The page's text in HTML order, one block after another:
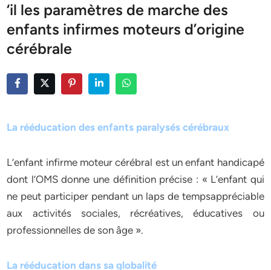
‘il les paramètres de marche des
enfants infirmes moteurs d’origine
cérébrale
La rééducation des enfants paralysés cérébraux
L’enfant infirme moteur cérébral est un enfant handicapé
dont l’OMS donne une définition précise : « L’enfant qui
ne peut participer pendant un laps de tempsappréciable
aux activités sociales, récréatives, éducatives ou
professionnelles de son âge ».
La rééducation dans sa globalité